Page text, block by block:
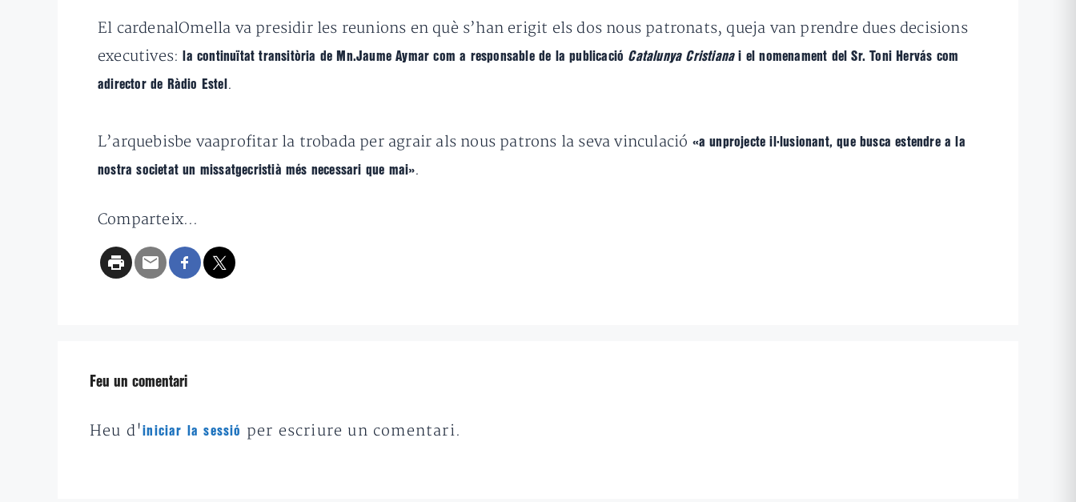
El cardenalOmella va presidir les reunions en què s’han erigit els dos nous patronats, queja van prendre dues decisions
executives: la continuïtat transitòria de Mn.Jaume Aymar com a responsable de la publicació Catalunya Cristianai el nomenament del Sr. Toni Hervás com
adirector de Ràdio Estel .
L’arquebisbe vaaprofitar la trobada per agrair als nous patrons la seva vinculació «a unprojecte il·lusionant, que busca estendre a la
nostra societat un missatgecristià més necessari que mai».
Comparteix...
Feu un comentari
Heu d'iniciar la sessió per escriure un comentari.